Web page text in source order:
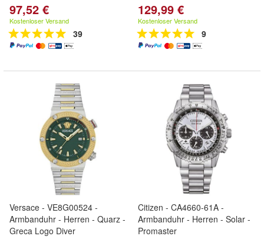
97,52 €
Kostenloser Versand
39
129,99 €
Kostenloser Versand
9
Versace - VE8G00524 -
Armbanduhr - Herren - Quarz -
Greca Logo Diver
Citizen - CA4660-61A -
Armbanduhr - Herren - Solar -
Promaster